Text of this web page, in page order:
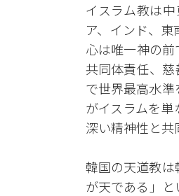
イスラム教は
ア、インド、
心は唯一神の
共同体責任、
で世界最高水
がイスラムを
深い精神性と共
韓国の天道教
が天である」